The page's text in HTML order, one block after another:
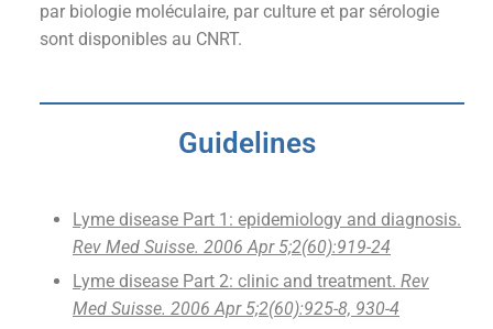
par biologie moléculaire, par culture et par sérologie
sont disponibles au CNRT.
Guidelines
Lyme disease Part 1: epidemiology and diagnosis.
Rev Med Suisse. 2006 Apr 5;2(60):919-24
Lyme disease Part 2: clinic and treatment. Rev
Med Suisse. 2006 Apr 5;2(60):925-8, 930-4